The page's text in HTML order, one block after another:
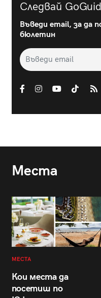
Следвай
Въведи email, за да
бюлетин
Места
МЕСТА
Кои места да
посетиш по